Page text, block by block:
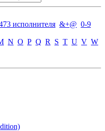
исполнителя &+@ 0-9
N O P Q R S T U V W